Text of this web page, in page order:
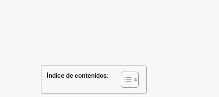
Índice de contenidos: